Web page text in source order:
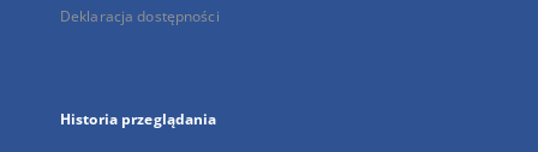
Deklaracja dostępności
Historia przeglądania